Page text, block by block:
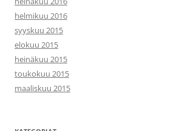
helmikuu 2016
syyskuu 2015
elokuu 2015
heinäkuu 2015
toukokuu 2015
maaliskuu 2015